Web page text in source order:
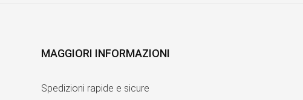
MAGGIORI INFORMAZIONI
Spedizioni rapide e sicure